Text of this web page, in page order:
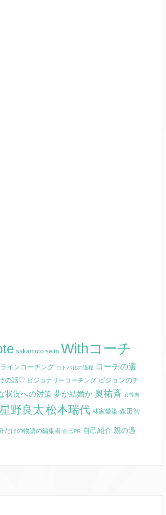
sakamoto seito Withコーチ
インコーチング コトバ化の過程 コーチの選
の話♡ ビジョナリーコーチング ビジョンのチ
状況への対策 夢か結婚か 奥祐斉 女性向
星野良太松本瑞代 林家愛染 森田智
だけの物語の編集者 自己PR 自己紹介 親の過